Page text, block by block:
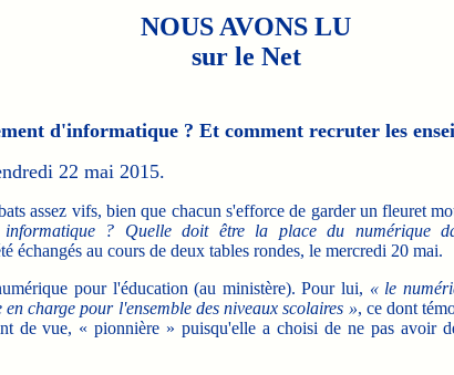
NOUS AVONS LU
sur le Net
d'informatique ? Et comment recruter les
22 mai 2015.
assez vifs, bien que chacun s'efforce de garder un fleuret
? Quelle doit être la place du numérique
échangés au cours de deux tables rondes, le mercredi 20 mai.
pour l'éducation (au ministère). Pour lui, « le
en charge pour l'ensemble des niveaux scolaires », ce dont
de vue, « pionnière » puisqu'elle a choisi de ne pas avoir